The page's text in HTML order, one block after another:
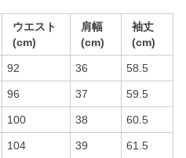
ウエスト
(cm)
肩幅
(cm)
袖丈
(cm)
92 36 58.5
96 37 59.5
100 38 60.5
104 39 61.5